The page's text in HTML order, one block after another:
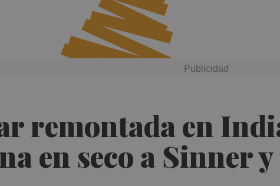
remontada en
en seco a Sinner